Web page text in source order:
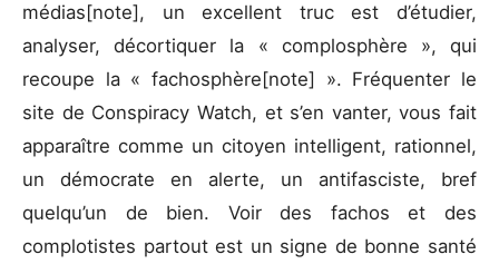
médias[note], un excellent truc est d’étudier,
analyser, décortiquer la « complosphère », qui
recoupe la « fachosphère[note] ». Fréquenter le
site de Conspiracy Watch, et s’en vanter, vous fait
apparaître comme un citoyen intelligent, rationnel,
un démocrate en alerte, un antifasciste, bref
quelqu’un de bien. Voir des fachos et des
complotistes partout est un signe de bonne santé